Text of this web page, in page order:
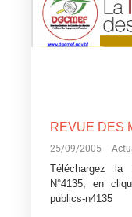
25/09/2005
Téléchargez la
N°4135, en
publics-n4135